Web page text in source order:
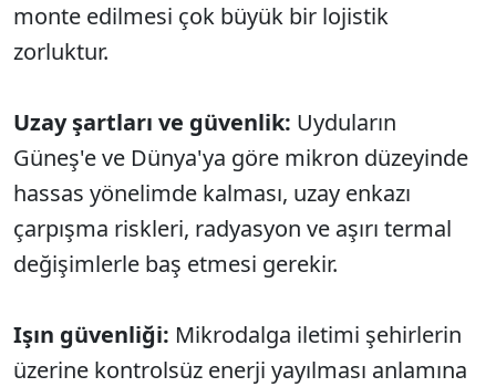
monte edilmesi çok büyük bir lojistik
zorluktur.
Uzay şartları ve güvenlik: Uyduların
Güneş'e ve Dünya'ya göre mikron düzeyinde
hassas yönelimde kalması, uzay enkazı
çarpışma riskleri, radyasyon ve aşırı termal
değişimlerle baş etmesi gerekir.
Işın güvenliği: Mikrodalga iletimi şehirlerin
üzerine kontrolsüz enerji yayılması anlamına